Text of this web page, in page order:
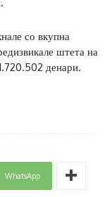
со вкупна
штета на
денари.
WhatsApp